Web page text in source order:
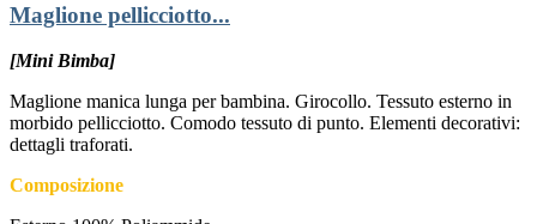
Maglione pellicciotto...
[Mini Bimba]
Maglione manica lunga per bambina. Girocollo. Tessuto esterno in
morbido pellicciotto. Comodo tessuto di punto. Elementi decorativi:
dettagli traforati.
Composizione